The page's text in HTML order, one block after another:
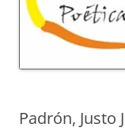
Padrón, Justo